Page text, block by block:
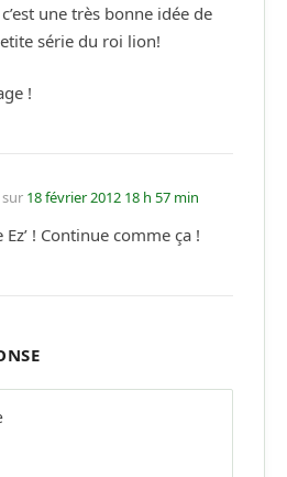
une très bonne idée de
série du roi lion!
!
sur 18 février 2012 18 h 57 min
Ez’ ! Continue comme ça !